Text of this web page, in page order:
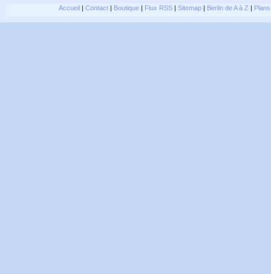
Accueil |Contact | Boutique | Flux RSS |Sitemap | Berlin de A à Z |